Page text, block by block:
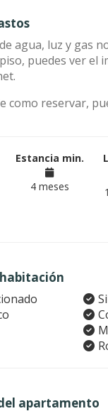
agua, luz y gas
puedes ver el
como reservar,
Estancia min.
4 meses
apartamento